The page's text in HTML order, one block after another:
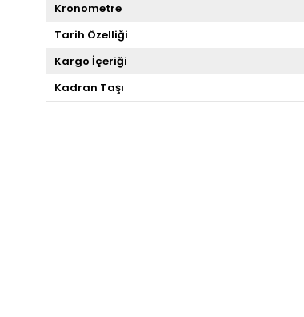
Kronometre
Tarih Özelliği
Kargo İçeriği
Kadran Taşı